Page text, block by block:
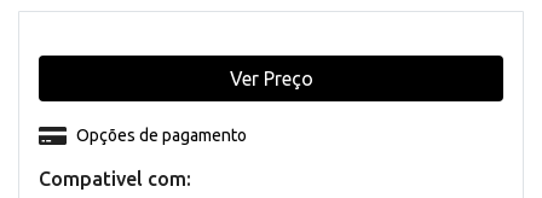
Compativel com:
Opções de pagamento
Ver Preço